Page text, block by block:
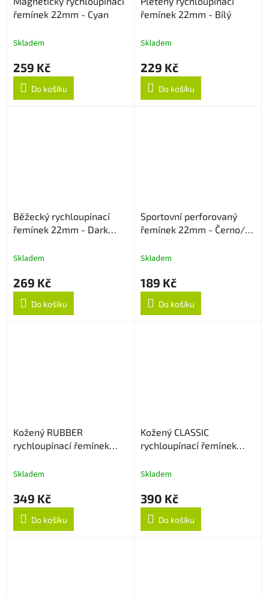
řemínek 22mm - Cyan
Skladem
259 Kč
Do košíku
řemínek 22mm - Bílý
Skladem
229 Kč
Do košíku
Běžecký rychloupínací
řemínek 22mm - Dark
Skladem
269 Kč
Do košíku
Sportovní perforovaný
řemínek 22mm - Černo/
Skladem
189 Kč
Do košíku
Kožený RUBBER
rychloupínací řemínek
Skladem
349 Kč
Do košíku
Kožený CLASSIC
rychloupínací řemínek
Skladem
390 Kč
Do košíku